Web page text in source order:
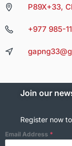
P89X+33,
+977 985-
Join our
Register now
Email Address *